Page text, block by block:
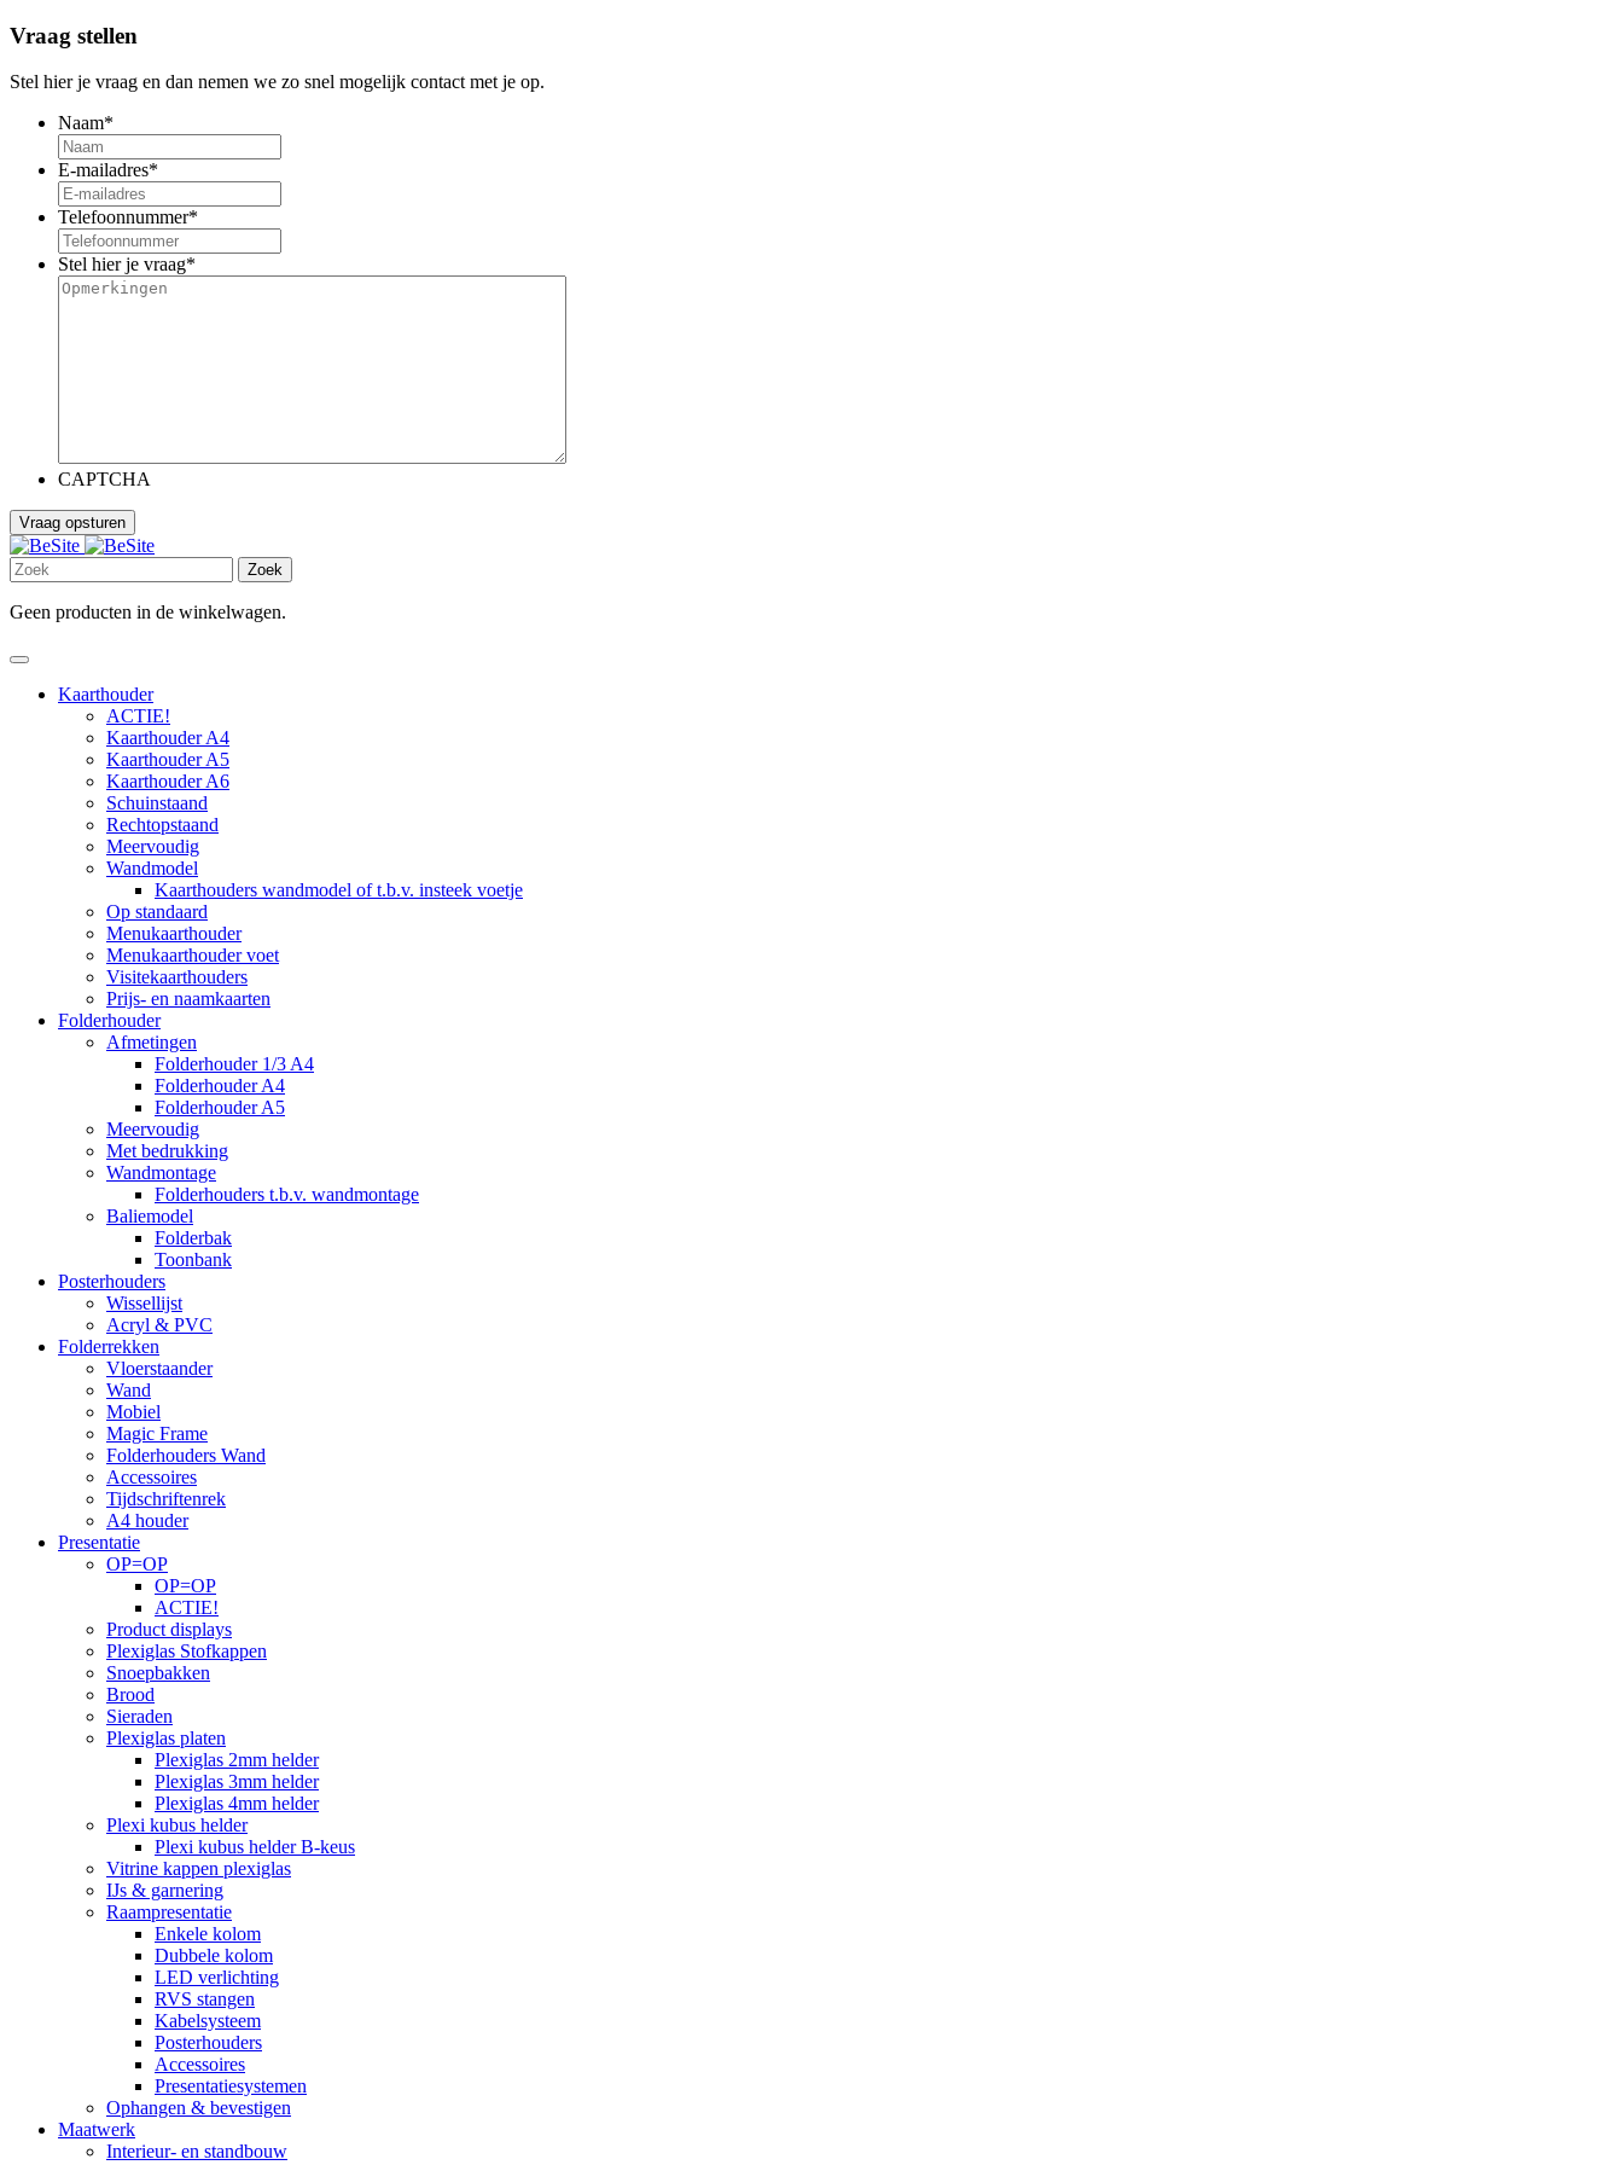
Vraag stellen
Stel hier je vraag en dan nemen we zo snel mogelijk contact met je op.
Naam*
E-mailadres*
Telefoonnummer*
Stel hier je vraag*
CAPTCHA
Zoek
Geen producten in de winkelwagen.
Kaarthouder
ACTIE!
Kaarthouder A4
Kaarthouder A5
Kaarthouder A6
Schuinstaand
Rechtopstaand
Meervoudig
Wandmodel
Kaarthouders wandmodel of t.b.v. insteek voetje
Op standaard
Menukaarthouder
Menukaarthouder voet
Visitekaarthouders
Prijs- en naamkaarten
Folderhouder
Afmetingen
Folderhouder 1/3 A4
Folderhouder A4
Folderhouder A5
Meervoudig
Met bedrukking
Wandmontage
Folderhouders t.b.v. wandmontage
Baliemodel
Folderbak
Toonbank
Posterhouders
Wissellijst
Acryl & PVC
Folderrekken
Vloerstaander
Wand
Mobiel
Magic Frame
Folderhouders Wand
Accessoires
Tijdschriftenrek
A4 houder
Presentatie
OP=OP
OP=OP
ACTIE!
Product displays
Plexiglas Stofkappen
Snoepbakken
Brood
Sieraden
Plexiglas platen
Plexiglas 2mm helder
Plexiglas 3mm helder
Plexiglas 4mm helder
Plexi kubus helder
Plexi kubus helder B-keus
Vitrine kappen plexiglas
IJs & garnering
Raampresentatie
Enkele kolom
Dubbele kolom
LED verlichting
RVS stangen
Kabelsysteem
Posterhouders
Accessoires
Presentatiesystemen
Ophangen & bevestigen
Maatwerk
Interieur- en standbouw